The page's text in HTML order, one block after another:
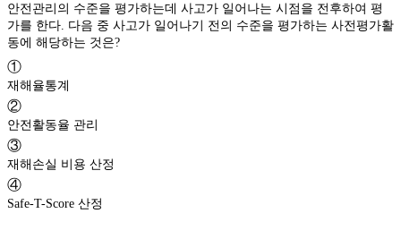
안전관리의 수준을 평가하는데 사고가 일어나는 시점을 전후하여 평
가를 한다. 다음 중 사고가 일어나기 전의 수준을 평가하는 사전평가활
동에 해당하는 것은?
①
재해율통계
②
안전활동율 관리
③
재해손실 비용 산정
④
Safe-T-Score 산정